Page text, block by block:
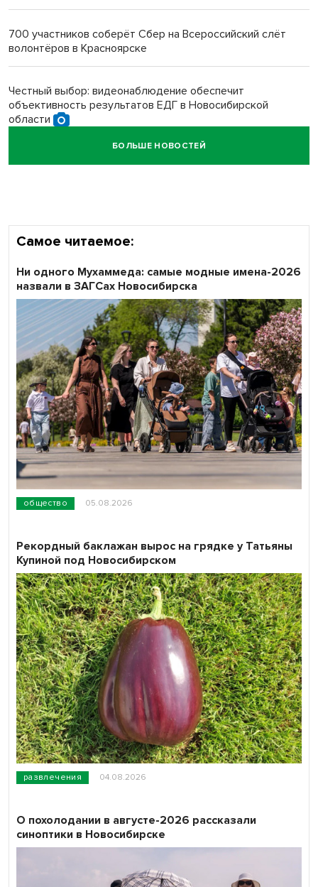
700 участников соберёт Сбер на Всероссийский слёт
волонтёров в Красноярске
Честный выбор: видеонаблюдение обеспечит
объективность результатов ЕДГ в Новосибирской
области
Кибертанки пошли в бой: «Ростелеком» объявляет
БОЛЬШЕ НОВОСТЕЙ
Самое читаемое:
общество 05.08.2026
Ни одного Мухаммеда: самые модные имена-2026
назвали в ЗАГСах Новосибирска
развлечения 04.08.2026
Рекордный баклажан вырос на грядке у Татьяны
Купиной под Новосибирском
О похолодании в августе-2026 рассказали
синоптики в Новосибирске